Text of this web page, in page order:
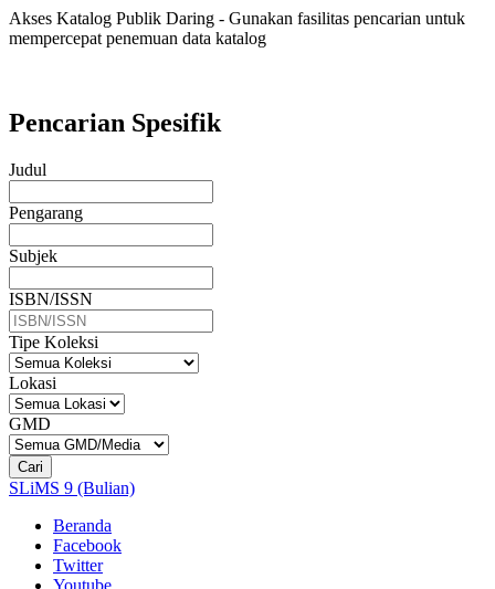
Akses Katalog Publik Daring - Gunakan fasilitas pencarian untuk
mempercepat penemuan data katalog
Pencarian Spesifik
Judul
Pengarang
Subjek
ISBN/ISSN
Tipe Koleksi
Lokasi
GMD
Cari
SLiMS 9 (Bulian)
Beranda
Facebook
Twitter
Youtube